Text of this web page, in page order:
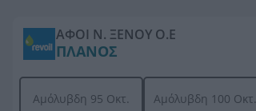
ΑΦΟΙ Ν. ΞΕΝΟΥ Ο.Ε
ΠΛΑΝΟΣ
Αμόλυβδη 95 Οκτ. Αμόλυβδη 100 Οκτ.